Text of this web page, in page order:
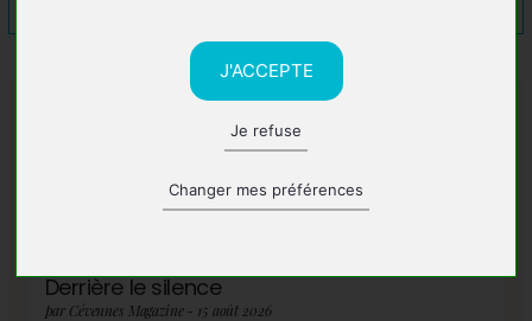
J'ACCEPTE
Je refuse
Changer mes préférences
A lire également
Derrière le silence
par Cévennes Magazine - 15 août 2026